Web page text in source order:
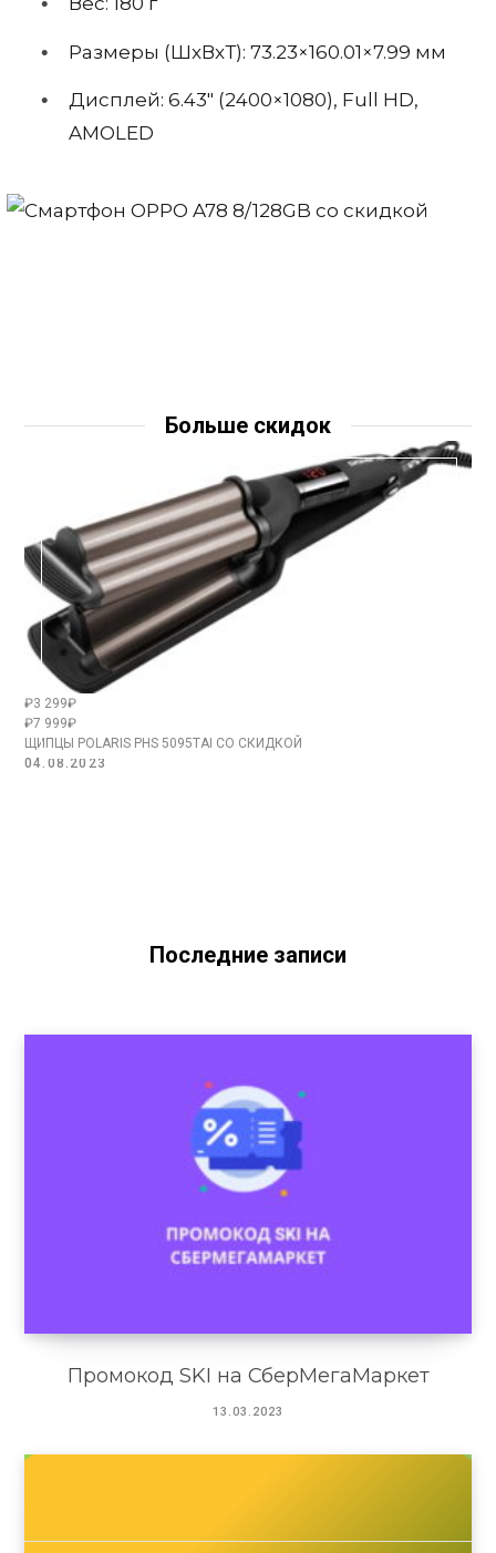
Размеры (ШxВxТ): 73.23×160.01×7.99 мм
Дисплей: 6.43″ (2400×1080), Full HD,
AMOLED
Больше скидок
₽3 299₽
₽7 999₽
ЩИПЦЫ POLARIS PHS 5095TAI СО СКИДКОЙ
04.08.2023
Последние записи
Промокод SKI на СберМегаМаркет
13.03.2023